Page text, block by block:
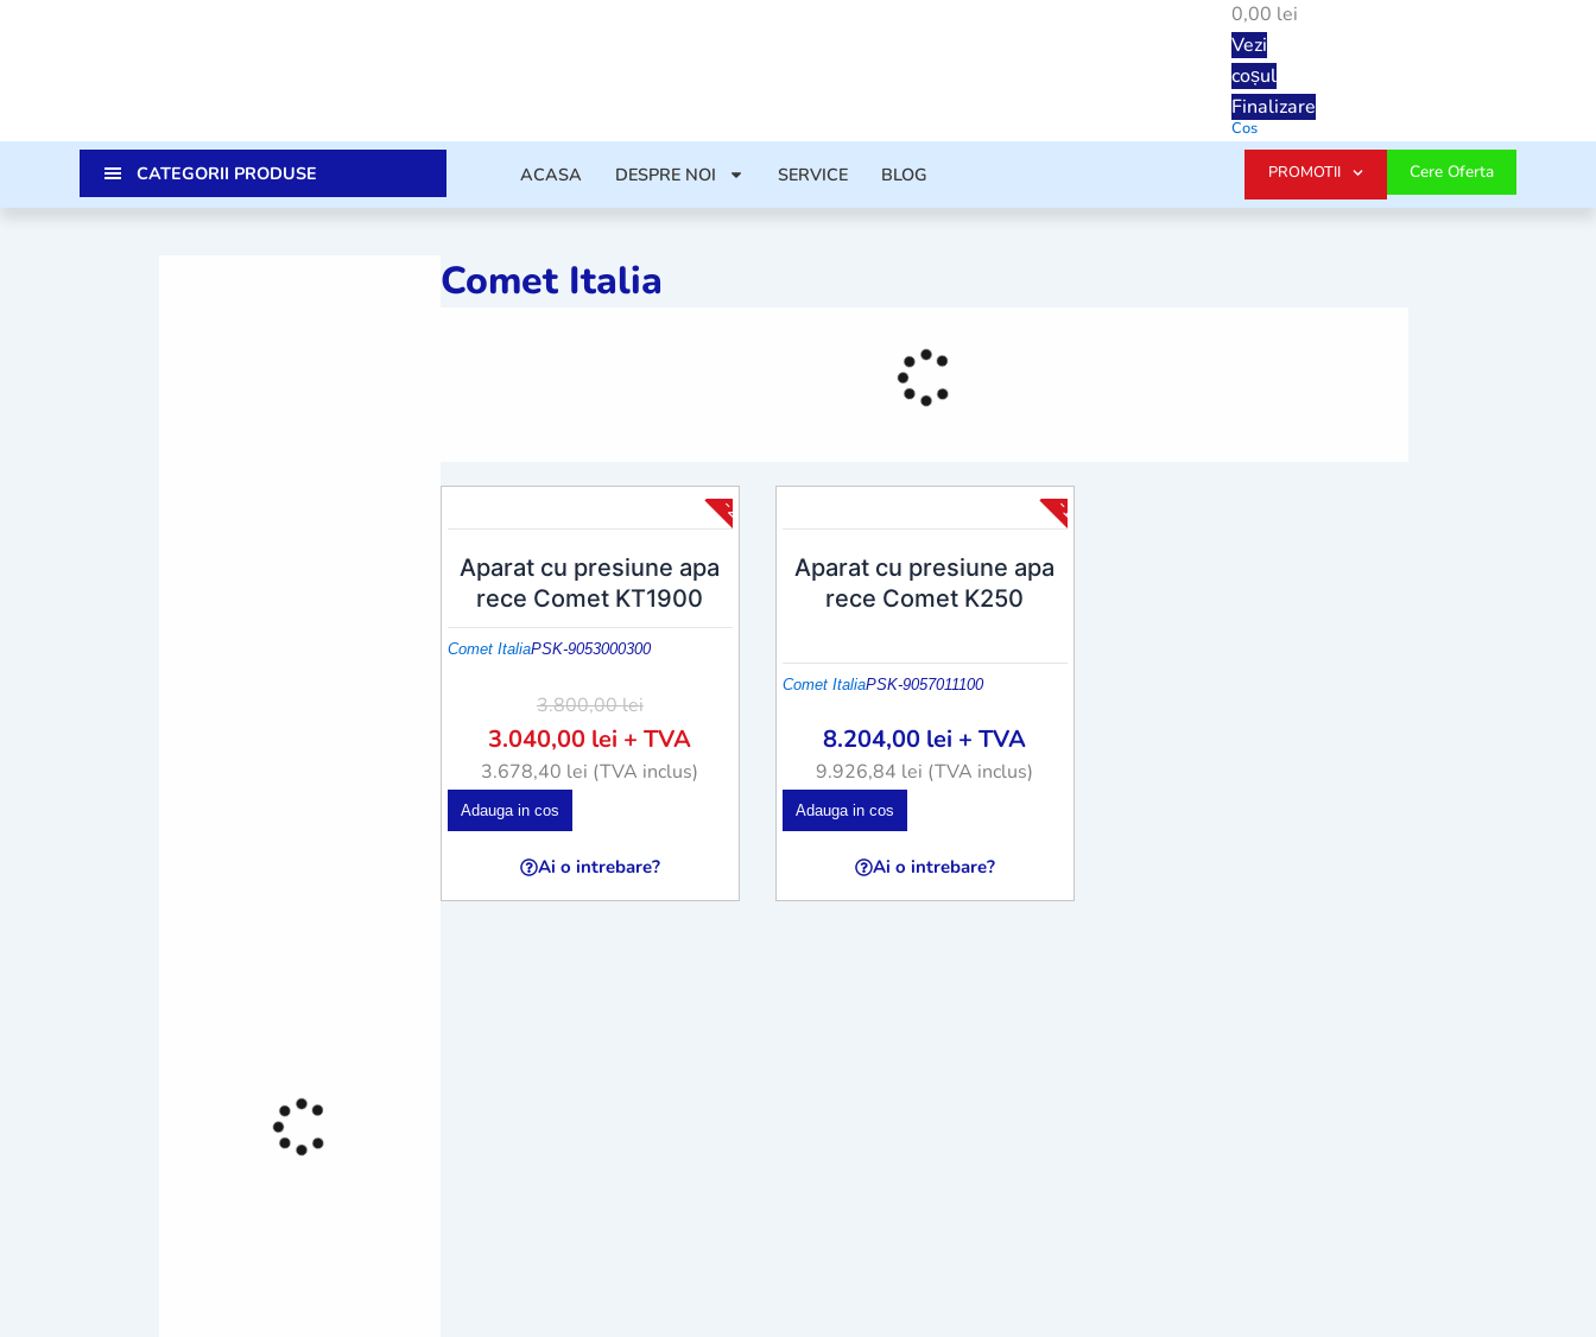
0,00 lei
Vezi
coșul
Finalizare
Cos
CATEGORII PRODUSE ACASA DESPRE NOI SERVICE BLOG Cere Oferta
PROMOTII
Comet Italia
-20%
Aparat cu presiune apa
rece Comet KT1900
Comet ItaliaPSK-9053000300
3.800,00lei
3.040,00 lei + TVA
3.678,40 lei (TVA inclus)
Adauga in cos
Ai o intrebare?
-10%
Aparat cu presiune apa
rece Comet K250
Comet ItaliaPSK-9057011100
8.204,00 lei + TVA
9.926,84 lei (TVA inclus)
Adauga in cos
produs
are
mai
Ai o intrebare?